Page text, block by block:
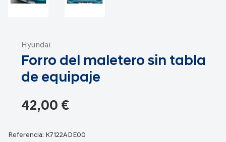
Hyundai
Forro del maletero sin tabla
de equipaje
42,00 €
Referencia: K7122ADE00
comienzo
galería
imágenes